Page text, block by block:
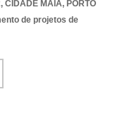
, CIDADE MAIA, PORTO
de projetos de